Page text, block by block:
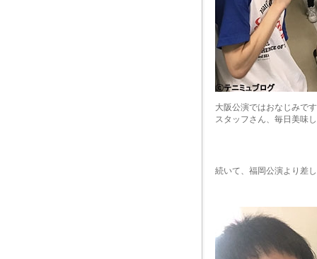
大阪公演ではおなじみで
スタッフさん、毎日美味
続いて、福岡公演より差